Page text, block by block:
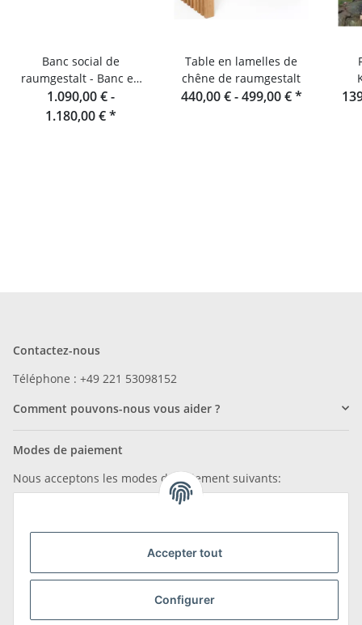
Accepter tout
Configurer
Banc social de
raumgestalt - Banc en
lamelles de chêne 180
cm
1.090,00 € -
1.180,00 €*
Table en lamelles de
chêne de raumgestalt
440,00 € -499,00 €*
Contactez-nous
Téléphone : +49 221 53098152
Comment pouvons-nous vous aider ?
Modes de paiement
Nous acceptons les modes de paiement suivants:
Nous sommes membres de